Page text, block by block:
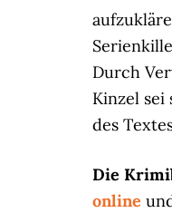
Durch
Kinzel
des
Die
online